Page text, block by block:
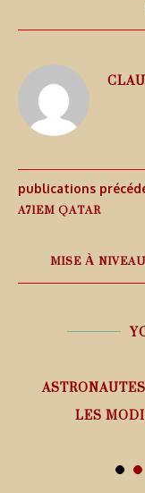
publications
A71EM QATAR
MISE À
LES